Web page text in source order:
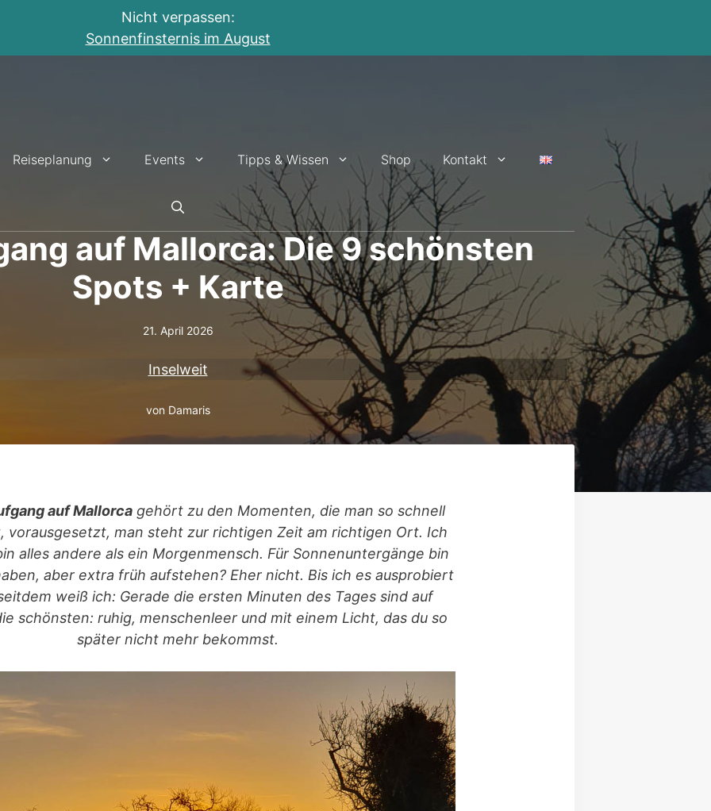
Nicht verpassen:
Sonnenfinsternis im August
Reiseplanung Events Tipps & Wissen Shop Kontakt
auf Mallorca: Die 9 schönsten
Spots + Karte
21. April 2026
Inselweit
von Damaris
auf Mallorca gehört zu den Momenten, die man so schnell
vorausgesetzt, man steht zur richtigen Zeit am richtigen Ort. Ich
alles andere als ein Morgenmensch. Für Sonnenuntergänge bin
aber extra früh aufstehen? Eher nicht. Bis ich es ausprobiert
weiß ich: Gerade die ersten Minuten des Tages sind auf
schönsten: ruhig, menschenleer und mit einem Licht, das du so
später nicht mehr bekommst.